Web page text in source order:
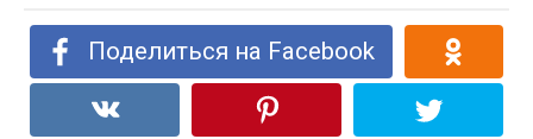
Поделиться на Facebook